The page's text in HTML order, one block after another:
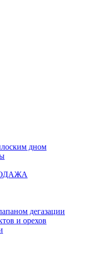
дном
дегазации
и орехов